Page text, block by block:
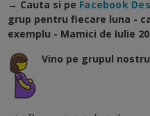
→ Cauta si pe Facebook
grup pentru fiecare luna -
exemplu - Mamici de Iulie
Vino pe grupul